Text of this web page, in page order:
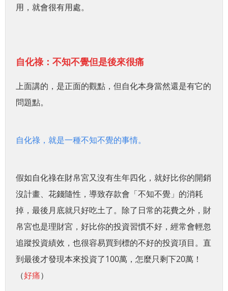
用，就會很有用處。
自化祿：不知不覺但是後來很痛
上面講的，是正面的觀點，但自化本身當然還是有它的
問題點。
自化祿，就是一種不知不覺的事情。
假如自化祿在財帛宮又沒有生年四化，就好比你的開銷
沒計畫、花錢隨性，導致存款會「不知不覺」的消耗
掉，最後月底就只好吃土了。除了日常的花費之外，財
帛宮也是理財宮，好比你的投資習慣不好，經常會輕忽
追蹤投資績效，也很容易買到標的不好的投資項目。直
到最後才發現本來投資了100萬，怎麼只剩下20萬！
（好痛）